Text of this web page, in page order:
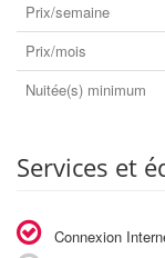
Prix/semaine
Prix/mois
Nuitée(s) minimum
Services et
Connexion